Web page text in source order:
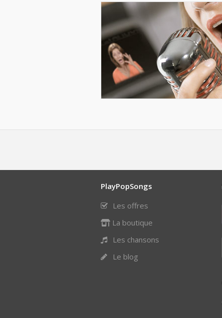
PlayPopSongs
Les offres
La boutique
Les chansons
Le blog